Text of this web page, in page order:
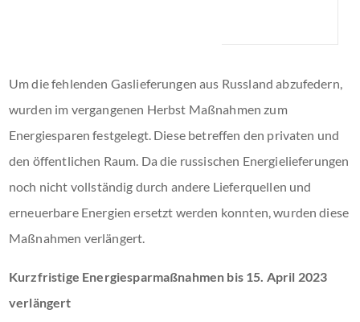
Um die fehlenden Gaslieferungen aus Russland abzufedern,
wurden im vergangenen Herbst Maßnahmen zum
Energiesparen festgelegt. Diese betreffen den privaten und
den öffentlichen Raum. Da die russischen Energielieferungen
noch nicht vollständig durch andere Lieferquellen und
erneuerbare Energien ersetzt werden konnten, wurden diese
Maßnahmen verlängert.
Kurzfristige Energiesparmaßnahmen bis 15. April 2023
verlängert